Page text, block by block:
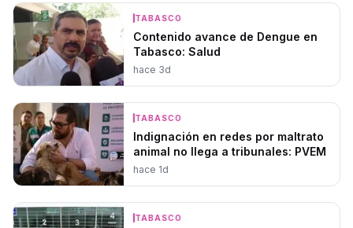
TABASCO
Contenido avance de Dengue en
Tabasco: Salud
hace 3d
TABASCO
Indignación en redes por maltrato
animal no llega a tribunales: PVEM
hace 1d
TABASCO